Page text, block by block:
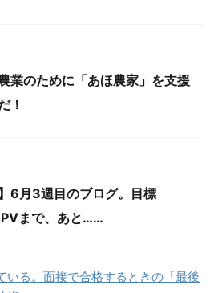
業のために「あほ農家」を支援
！
】6月3週目のブログ。目標
まで、あと……
いる。面接で合格するときの「最後